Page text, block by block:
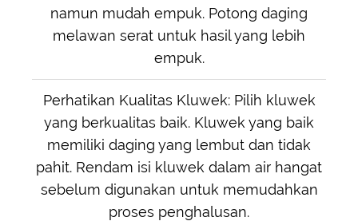
namun mudah empuk. Potong daging
melawan serat untuk hasil yang lebih
empuk.
Perhatikan Kualitas Kluwek: Pilih kluwek
yang berkualitas baik. Kluwek yang baik
memiliki daging yang lembut dan tidak
pahit. Rendam isi kluwek dalam air hangat
sebelum digunakan untuk memudahkan
proses penghalusan.